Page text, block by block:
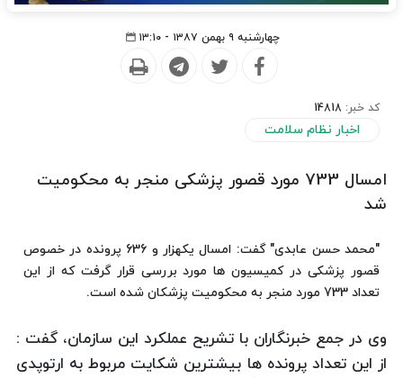
چهارشنبه ۹ بهمن ۱۳۸۷ - ۱۳:۱۰
کد خبر: 14818
اخبار نظام سلامت
امسال 733 مورد قصور پزشکی منجر به محکومیت
شد
"محمد حسن عابدی" گفت: امسال یکهزار و 636 پرونده در خصوص
قصور پزشکی در کمیسیون ها مورد بررسی قرار گرفت که از این
تعداد 733 مورد منجر به محکومیت پزشکان شده است.
وی در جمع خبرنگاران با تشریح عملکرد این سازمان، گفت :
از این تعداد پرونده ها بیشترین شکایت مربوط به ارتوپدی